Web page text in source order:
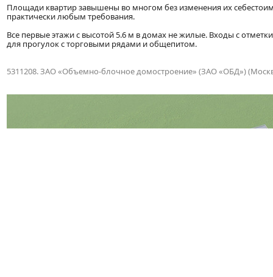
Площади квартир завышены во многом без изменения их
практически любым требования.
Все первые этажи с высотой 5.6 м в домах не жилые. Входы с
для прогулок с торговыми рядами и общепитом.
5311208. ЗАО «Объемно-блочное домостроение» (ЗАО «ОБД»)